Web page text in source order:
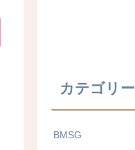
カテゴリー
BMSG